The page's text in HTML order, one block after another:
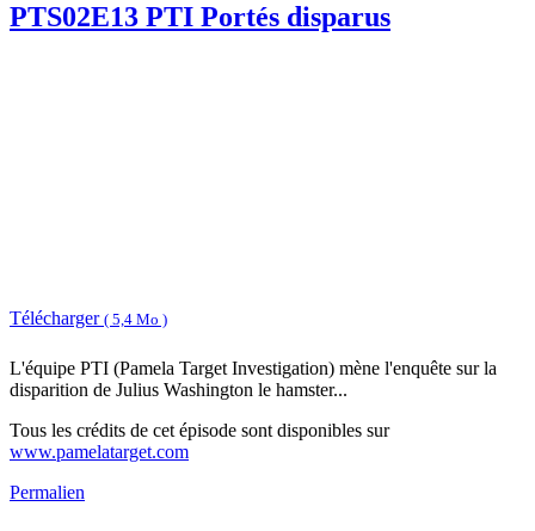
PTS02E13 PTI Portés disparus
Télécharger ( 5,4 Mo )
L'équipe PTI (Pamela Target Investigation) mène l'enquête sur la
disparition de Julius Washington le hamster...
Tous les crédits de cet épisode sont disponibles sur
www.pamelatarget.com
Permalien